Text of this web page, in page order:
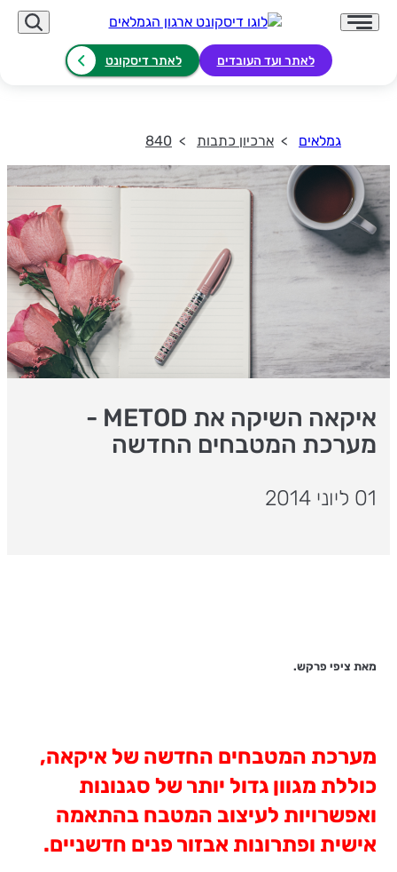
לאתר ועד העובדים לאתר דיסקונט
גמלאים ארכיון כתבות 840
איקאה השיקה את METOD -
מערכת המטבחים החדשה
01 ליוני 2014
מאת ציפי פרקש.
מערכת המטבחים החדשה של איקאה,
כוללת מגוון גדול יותר של סגנונות
ואפשרויות לעיצוב המטבח בהתאמה
אישית ופתרונות אבזור פנים חדשניים.